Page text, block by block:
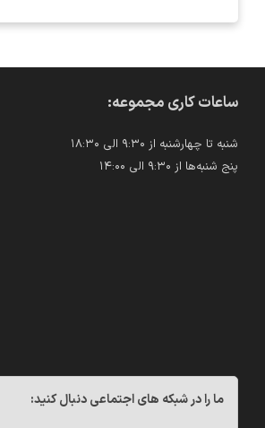
ساعات کاری مجموعه:
شنبه تا چهارشنبه از ۹:۳۰ الی ۱۸:۳۰
پنج شنبه‌ها از ۹:۳۰ الی ۱۴:۰۰
ما را در شبکه های اجتماعی دنبال کنید: